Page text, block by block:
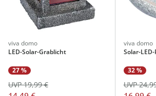
viva domo
LED-Solar-Grablicht
27 %
UVP 19,99 €
viva domo
Solar-
32 %
UVP